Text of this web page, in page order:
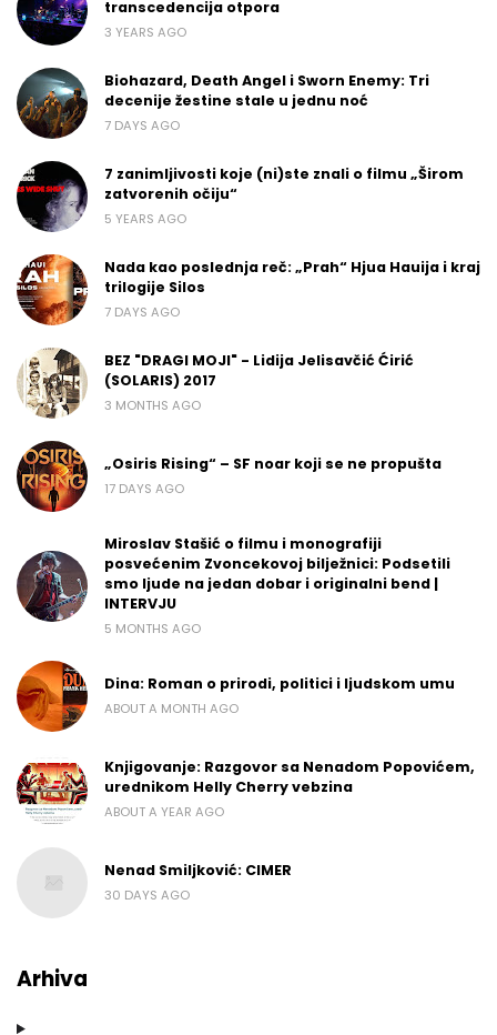
transcedencija otpora
3 YEARS AGO
Biohazard, Death Angel i Sworn Enemy: Tri
decenije žestine stale u jednu noć
7 DAYS AGO
7 zanimljivosti koje (ni)ste znali o filmu „Širom
zatvorenih očiju“
5 YEARS AGO
Nada kao poslednja reč: „Prah“ Hjua Hauija i kraj
trilogije Silos
7 DAYS AGO
BEZ "DRAGI MOJI" - Lidija Jelisavčić Ćirić
(SOLARIS) 2017
3 MONTHS AGO
„Osiris Rising“ – SF noar koji se ne propušta
17 DAYS AGO
Miroslav Stašić o filmu i monografiji
posvećenim Zvoncekovoj bilježnici: Podsetili
smo ljude na jedan dobar i originalni bend |
INTERVJU
5 MONTHS AGO
Dina: Roman o prirodi, politici i ljudskom umu
ABOUT A MONTH AGO
Knjigovanje: Razgovor sa Nenadom Popovićem,
urednikom Helly Cherry vebzina
ABOUT A YEAR AGO
Nenad Smiljković: CIMER
30 DAYS AGO
Arhiva